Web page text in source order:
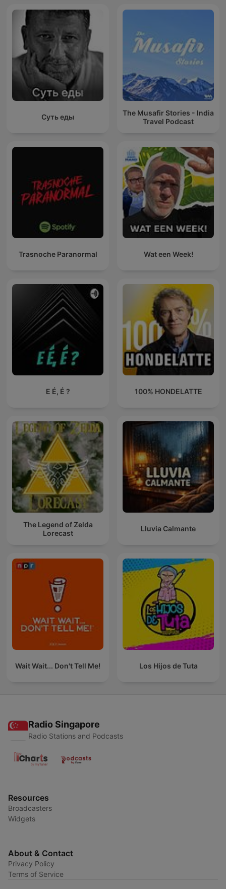
Суть еды
The Musafir Stories - India
Travel Podcast
Trasnoche Paranormal Wat een Week!
E É, É ? 100% HONDELATTE
The Legend of Zelda
Lorecast
Lluvia Calmante
Wait Wait... Don't Tell Me! Los Hijos de Tuta
Radio Singapore
Radio Stations and Podcasts
Resources
Broadcasters
Widgets
About & Contact
Privacy Policy
Terms of Service